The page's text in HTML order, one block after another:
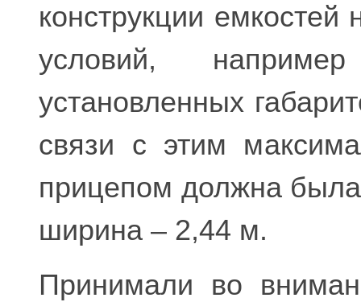
конструкции
условий,
установленных
связи с этим
прицепом должна
ширина – 2,44 м.
Принимали во